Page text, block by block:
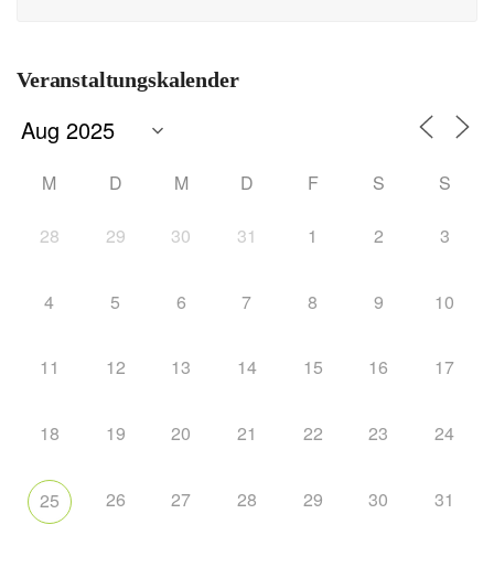
Veranstaltungskalender
M D M D F S S
28 29 30 31 1 2 3
4 5 6 7 8 9 10
11 12 13 14 15 16 17
18 19 20 21 22 23 24
25 26 27 28 29 30 31